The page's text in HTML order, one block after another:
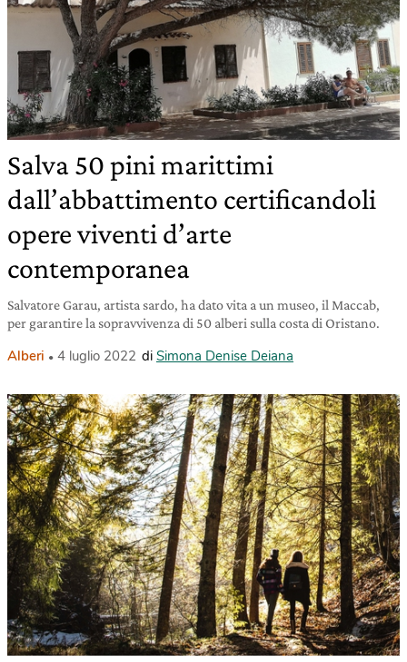
Salva 50 pini marittimi
dall’abbattimento certificandoli
opere viventi d’arte
contemporanea
Salvatore Garau, artista sardo, ha dato vita a un museo, il Maccab,
per garantire la sopravvivenza di 50 alberi sulla costa di Oristano.
Alberi 4 luglio 2022 di Simona Denise Deiana